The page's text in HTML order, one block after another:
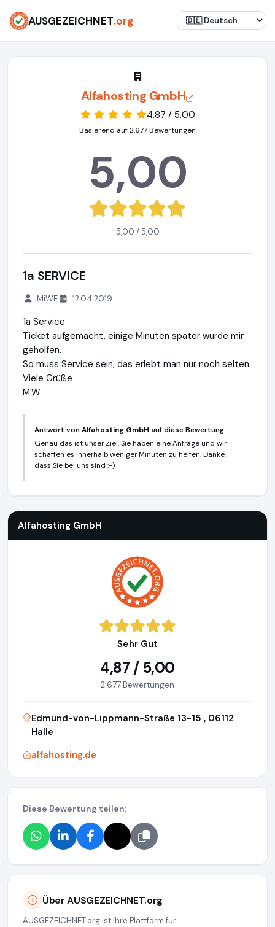
AUSGEZEICHNET.org
Alfahosting GmbH
4,87 / 5,00
Basierend auf 2.677 Bewertungen
5,00
5,00 / 5,00
1a SERVICE
MiWE 12.04.2019
1a Service
Ticket aufgemacht, einige Minuten später wurde mir
geholfen.
So muss Service sein, das erlebt man nur noch selten.
Viele Grüße
M.W
Antwort vonAlfahosting GmbH auf diese Bewertung.
Genau das ist unser Ziel. Sie haben eine Anfrage und wir
schaffen es innerhalb weniger Minuten zu helfen. Danke,
dass Sie bei uns sind :-)
Alfahosting GmbH
Sehr Gut
4,87 / 5,00
2.677 Bewertungen
Edmund-von-Lippmann-Straße 13-15 , 06112
Halle
alfahosting.de
Diese Bewertung teilen:
Über AUSGEZEICHNET.org
AUSGEZEICHNET.org ist Ihre Plattform für